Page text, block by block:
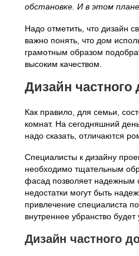
обстановке. И в этом
Надо отметить, что дизайн
важно понять, что дом
грамотным образом
высоким качеством.
Дизайн
Как правило, для семьи,
комнат. На сегодняшний
надо сказать, отличаются
Специалисты к дизайну
необходимо тщательным
фасад позволяет надежным
недостатки могут быть
привлечение специалиста
внутреннее убранство
Дизайн частного